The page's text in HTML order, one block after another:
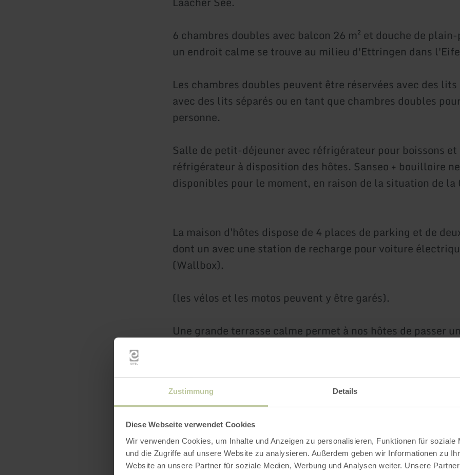
Zustimmung Details
Diese Webseite verwendet Cookies
Wir verwenden Cookies, um Inhalte und Anzeigen zu personalisieren, Funktionen für soziale
und die Zugriffe auf unsere Website zu analysieren. Außerdem geben wir Informationen zu
Website an unsere Partner für soziale Medien, Werbung und Analysen weiter. Unsere
6 chambres doubles avec balcon 26 m² et douche de
un endroit calme se trouve au milieu d'Ettringen dans
Les chambres doubles peuvent être réservées avec des
avec des lits séparés ou en tant que chambres doubles
personne.
Salle de petit-déjeuner avec réfrigérateur pour boissons et
réfrigérateur à disposition des hôtes. Sanseo + bouilloire
disponibles pour le moment, en raison de la situation de la
La maison d'hôtes dispose de 4 places de parking et de
dont un avec une station de recharge pour voiture
(Wallbox).
(les vélos et les motos peuvent y être garés).
Une grande terrasse calme permet à nos hôtes de passer
Commencez la journée avec notre copieux petit-déjeuner.
Nous nous réjouissons de votre visite.
Famille Achim et Monika Müller